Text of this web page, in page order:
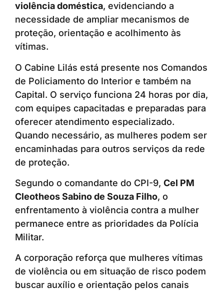
violência doméstica, evidenciando a
necessidade de ampliar mecanismos de
proteção, orientação e acolhimento às
vítimas.
O Cabine Lilás está presente nos Comandos
de Policiamento do Interior e também na
Capital. O serviço funciona 24 horas por dia,
com equipes capacitadas e preparadas para
oferecer atendimento especializado.
Quando necessário, as mulheres podem ser
encaminhadas para outros serviços da rede
de proteção.
Segundo o comandante do CPI-9, Cel PM
Cleotheos Sabino de Souza Filho, o
enfrentamento à violência contra a mulher
permanece entre as prioridades da Polícia
Militar.
A corporação reforça que mulheres vítimas
de violência ou em situação de risco podem
buscar auxílio e orientação pelos canais